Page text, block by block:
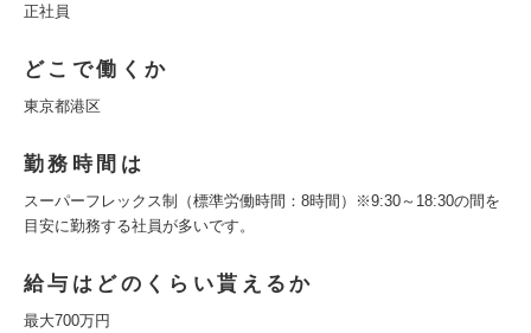
正社員
どこで働くか
東京都港区
勤務時間は
スーパーフレックス制（標準労働時間：8時間）※9:30～18:30の間を
目安に勤務する社員が多いです。
給与はどのくらい貰えるか
最大700万円